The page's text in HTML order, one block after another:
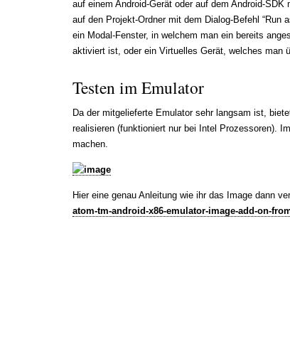
auf einem Android-Gerät oder auf dem Android-
auf den Projekt-Ordner mit dem Dialog-Befehl
ein Modal-Fenster, in welchem man ein bereits
aktiviert ist, oder ein Virtuelles Gerät, welches man
Testen im Emulator
Da der mitgelieferte Emulator sehr langsam ist,
realisieren (funktioniert nur bei Intel Prozessoren).
machen.
Hier eine genau Anleitung wie ihr das Image dann
atom-tm-android-x86-emulator-image-add-on-